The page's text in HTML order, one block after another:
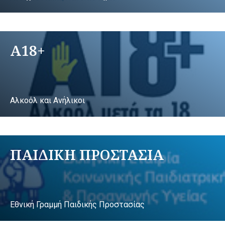
A18+
Αλκοόλ και Ανήλικοι
ΠΑΙΔΙΚΗ ΠΡΟΣΤΑΣΙΑ
Εθνική Γραμμή Παιδικής Προστασίας